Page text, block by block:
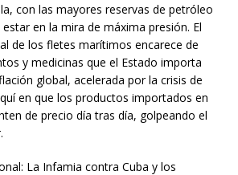
con las mayores reservas de petróleo
en la mira de máxima presión. El
de los fletes marítimos encarece de
y medicinas que el Estado importa
global, acelerada por la crisis de
en que los productos importados en
de precio día tras día, golpeando el
La Infamia contra Cuba y los